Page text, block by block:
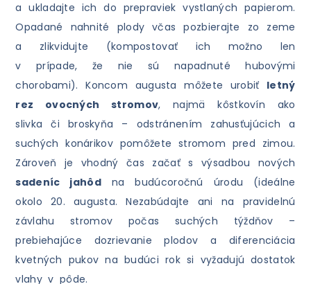
a ukladajte ich do prepraviek vystlaných papierom.
Opadané nahnité plody včas pozbierajte zo zeme
a zlikvidujte (kompostovať ich možno len
v prípade, že nie sú napadnuté hubovými
chorobami). Koncom augusta môžete urobiť letný
rez ovocných stromov, najmä kôstkovín ako
slivka či broskyňa – odstránením zahusťujúcich a
suchých konárikov pomôžete stromom pred zimou.
Zároveň je vhodný čas začať s výsadbou nových
sadeníc jahôdna budúcoročnú úrodu (ideálne
okolo 20. augusta. Nezabúdajte ani na pravidelnú
závlahu stromov počas suchých týždňov –
prebiehajúce dozrievanie plodov a diferenciácia
kvetných pukov na budúci rok si vyžadujú dostatok
vlahy v pôde.